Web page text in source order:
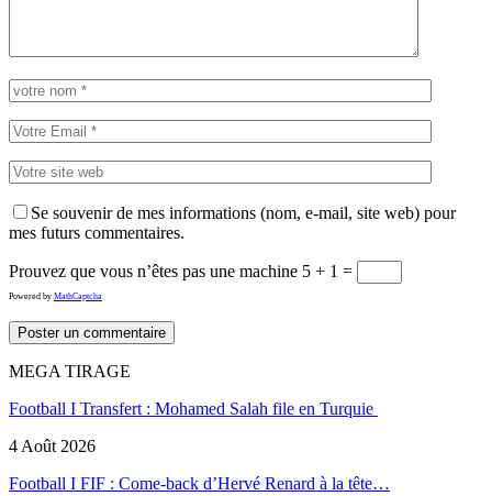
Se souvenir de mes informations (nom, e-mail, site web) pour
mes futurs commentaires.
Prouvez que vous n’êtes pas une machine 5 + 1 =
Powered by MathCaptcha
MEGA TIRAGE
Football I Transfert : Mohamed Salah file en Turquie
4 Août 2026
Football I FIF : Come-back d’Hervé Renard à la tête…